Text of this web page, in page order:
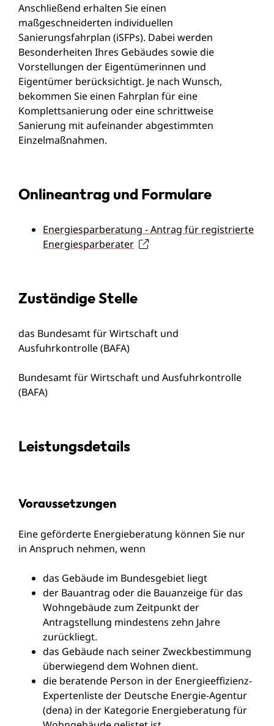
Anschließend erhalten Sie einen
maßgeschneiderten individuellen
Sanierungsfahrplan (iSFPs). Dabei werden
Besonderheiten Ihres Gebäudes sowie die
Vorstellungen der Eigentümerinnen und
Eigentümer berücksichtigt. Je nach Wunsch,
bekommen Sie einen Fahrplan für eine
Komplettsanierung oder eine schrittweise
Sanierung mit aufeinander abgestimmten
Einzelmaßnahmen.
Onlineantrag und Formulare
Energiesparberatung - Antrag für registrierte
Energiesparberater
Zuständige Stelle
das Bundesamt für Wirtschaft und
Ausfuhrkontrolle (BAFA)
Bundesamt für Wirtschaft und Ausfuhrkontrolle
(BAFA)
Leistungsdetails
Voraussetzungen
Eine geförderte Energieberatung können Sie nur
in Anspruch nehmen, wenn
das Gebäude im Bundesgebiet liegt
der Bauantrag oder die Bauanzeige für das
Wohngebäude zum Zeitpunkt der
Antragstellung mindestens zehn Jahre
zurückliegt.
das Gebäude nach seiner Zweckbestimmung
überwiegend dem Wohnen dient.
die beratende Person in der Energieeffizienz-
Expertenliste der Deutsche Energie-Agentur
(dena) in der Kategorie Energieberatung für